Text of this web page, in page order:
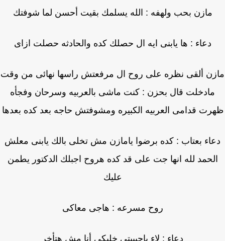
مازن بحب ولهفه : الله يسلمك بقيت أحسن لما شوفتك
دعاء : ها يابنى ايه ال حصلك كده والحادثه حصلت ازاى
ألقى نظره على روح ال مرفعتش راسها نهائى من وقت
مادخلت قال بحزن : كنت ماشى بالعربيه وسرحان وفجأه
قدامى العربيه الكبيره ومشوفتش حاجه بعد كده بعدها
بعتاب : كده برضوا يامازن مش تخلى بالك يابنى معلش
لله انها جت على قد كده هروح اجبلك الدكتور يطمن
عليك
روح مسرعه : هاجى معاكى
دعاء : لاء ياحبيبتى خليكى أنا مش هتأخر